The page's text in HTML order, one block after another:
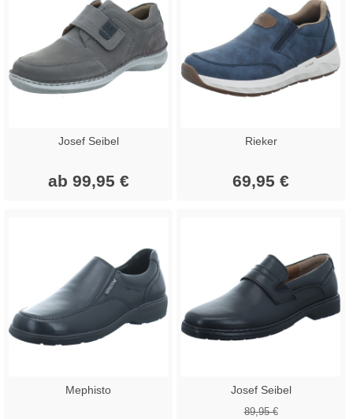
Josef Seibel
ab 99,95 €
Rieker
69,95 €
Mephisto Josef Seibel
89,95 €